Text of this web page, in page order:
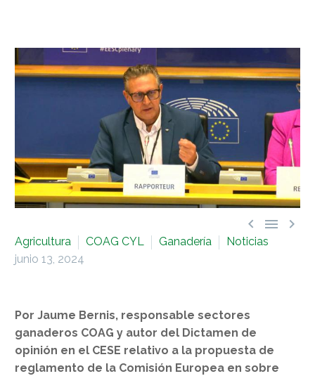
  
Agricultura COAG CYL Ganadería
Noticias
junio 13, 2024
Por Jaume Bernis, responsable sectores
ganaderos COAG y autor del Dictamen de
opinión en el CESE relativo a la propuesta de
reglamento de la Comisión Europea en sobre